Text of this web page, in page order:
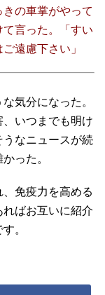
の車掌がやって
言った。「すい
遠慮下さい」
気分になった。
いつまでも明け
なニュースが続
った。
免疫力を高める
ばお互いに紹介
。